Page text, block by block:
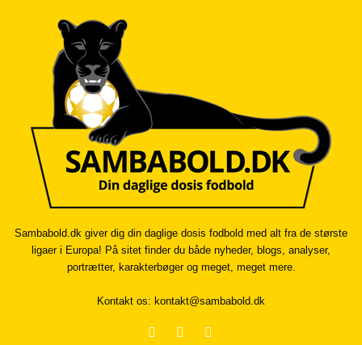
Sambabold.dk giver dig din daglige dosis fodbold med alt fra de største
ligaer i Europa! På sitet finder du både nyheder, blogs, analyser,
portrætter, karakterbøger og meget, meget mere.
Kontakt os: kontakt@sambabold.dk